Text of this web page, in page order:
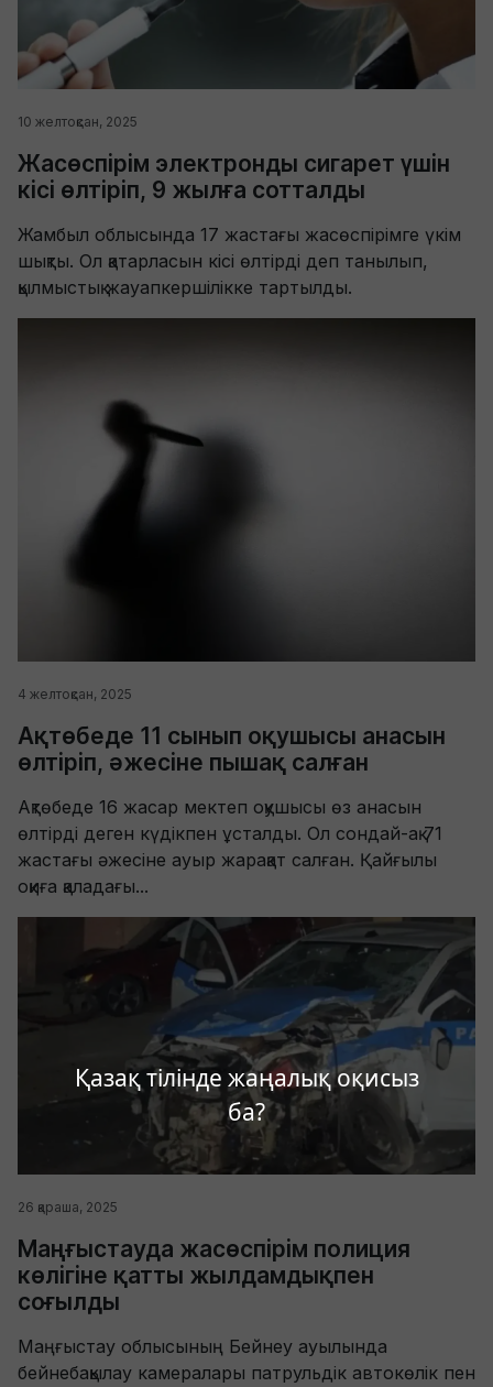
Қазақ тілінде жаңалық оқисыз
ба?
10 желтоқсан, 2025
Жасөспірім электронды сигарет үшін
кісі өлтіріп, 9 жылға сотталды
Жамбыл облысында 17 жастағы жасөспірімге үкім
шықты. Ол қатарласын кісі өлтірді деп танылып,
қылмыстық жауапкершілікке тартылды.
4 желтоқсан, 2025
Ақтөбеде 11 сынып оқушысы анасын
өлтіріп, әжесіне пышақ салған
Ақтөбеде 16 жасар мектеп оқушысы өз анасын
өлтірді деген күдікпен ұсталды. Ол сондай-ақ 71
жастағы әжесіне ауыр жарақат салған. Қайғылы
оқиға қаладағы...
26 қараша, 2025
Маңғыстауда жасөспірім полиция
көлігіне қатты жылдамдықпен
соғылды
Маңғыстау облысының Бейнеу ауылында
бейнебақылау камералары патрульдік автокөлік пен